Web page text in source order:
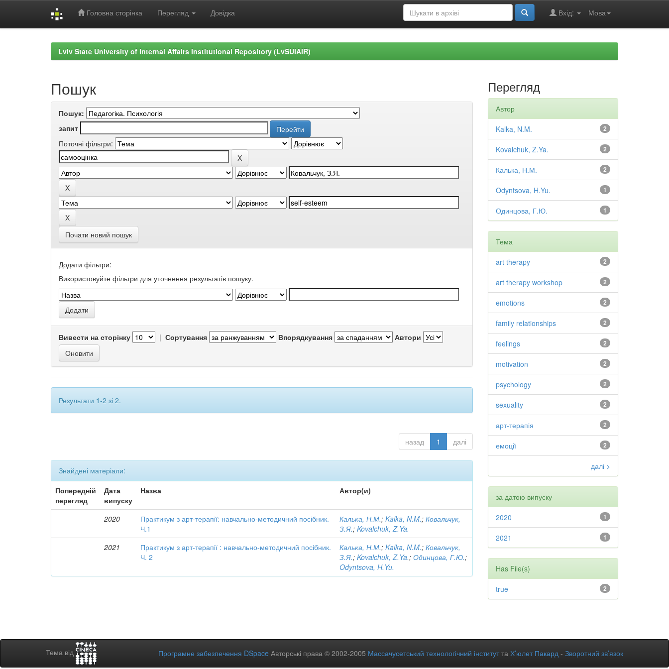
Головна сторінка Перегляд Довідка Мова
Вхід:
Lviv State University of Internal Affairs Institutional Repository (LvSUIAIR)
Пошук
Пошук:
запит
Поточні фільтри:
Почати новий пошук
Додати фільтри:
Використовуйте фільтри для уточнення результатів пошуку.
Вивести на сторінку | Сортування Впорядкування Автори
Результати 1-2 зі 2.
назад 1 далі
Знайдені матеріали:
Попередній
перегляд
Дата
випуску
Назва Автор(и)
2020
Практикум з арт-терапії: навчально-методичний посібник.
Ч.1
Калька, Н.М.;Kalka, N.M.;Ковальчук,
З.Я.;Kovalchuk, Z.Ya.
2021
Практикум з арт-терапії : навчально-методичний посібник.
Ч. 2
Калька, Н.М.;Kalka, N.M.;Ковальчук,
З.Я.;Kovalchuk, Z.Ya.;Одинцова, Г.Ю.;
Odyntsova, H.Yu.
Перегляд
Автор
2
Kalka, N.M.
2
Kovalchuk, Z.Ya.
2
Калька, Н.М.
1
Odyntsova, H.Yu.
1
Одинцова, Г.Ю.
Тема
2
art therapy
2
art therapy workshop
2
emotions
2
family relationships
2
feelings
2
motivation
2
psychology
2
sexuality
2
арт-терапія
2
емоції
далі >
за датою випуску
1
2020
1
2021
Has File(s)
2
true
Тема від Програмне забезпечення DSpace Авторські права © 2002-2005 Массачусетський технологічний інститутта Х’юлет Пакард - Зворотний зв’язок